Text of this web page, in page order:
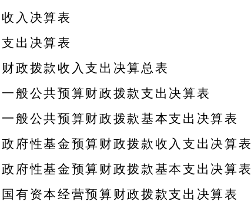
入决算表
出决算表
政拨款收入支出决算总表
般公共预算财政拨款支出决算表
般公共预算财政拨款基本支出决算表
府性基金预算财政拨款收入支出决算表
府性基金预算财政拨款基本支出决算表
有资本经营预算财政拨款支出决算表